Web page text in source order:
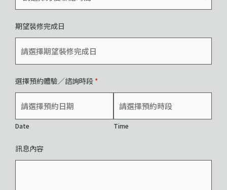
期望裝修完成日
選擇預約體驗／諮詢時段 *
Date Time
訊息內容